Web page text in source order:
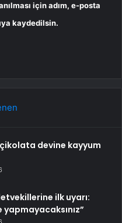
için adım, e-posta
kaydedilsin.
çikolata devine kayyum
ilk uyarı:
yapmayacaksınız”